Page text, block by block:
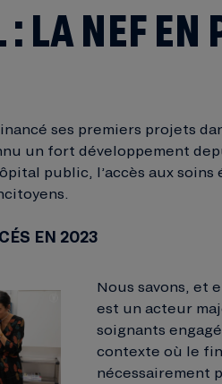
LA NEF EN
ses premiers projets
un fort développement
public, l’accès aux
EN 2023
Nous savons, et
est un acteur
soignants
contexte où le
nécessairement